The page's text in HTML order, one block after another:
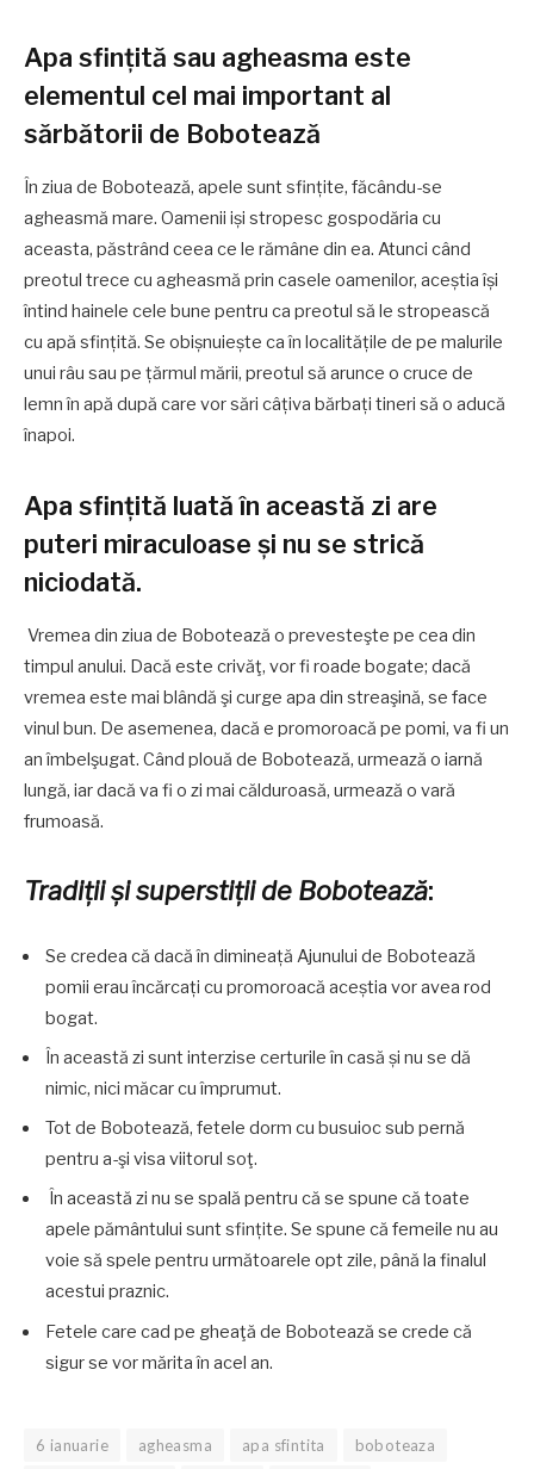
Apa sfințită sau agheasma este
elementul cel mai important al
sărbătorii de Bobotează
În ziua de Bobotează, apele sunt sfințite, făcându-se
agheasmă mare. Oamenii iși stropesc gospodăria cu
aceasta, păstrând ceea ce le rămâne din ea. Atunci când
preotul trece cu agheasmă prin casele oamenilor, aceștia își
întind hainele cele bune pentru ca preotul să le stropească
cu apă sfințită. Se obișnuiește ca în localitățile de pe malurile
unui râu sau pe țărmul mării, preotul să arunce o cruce de
lemn în apă după care vor sări câțiva bărbați tineri să o aducă
înapoi.
Apa sfințită luată în această zi are
puteri miraculoase și nu se strică
niciodată.
Vremea din ziua de Bobotează o prevesteşte pe cea din
timpul anului. Dacă este crivăţ, vor fi roade bogate; dacă
vremea este mai blândă şi curge apa din streaşină, se face
vinul bun. De asemenea, dacă e promoroacă pe pomi, va fi un
an îmbelşugat. Când plouă de Bobotează, urmează o iarnă
lungă, iar dacă va fi o zi mai călduroasă, urmează o vară
frumoasă.
Tradiții și superstiții de Bobotează:
Se credea că dacă în dimineață Ajunului de Bobotează
pomii erau încărcați cu promoroacă aceștia vor avea rod
bogat.
În această zi sunt interzise certurile în casă și nu se dă
nimic, nici măcar cu împrumut.
Tot de Bobotează, fetele dorm cu busuioc sub pernă
pentru a-şi visa viitorul soţ.
În această zi nu se spală pentru că se spune că toate
apele pământului sunt sfințite. Se spune că femeile nu au
voie să spele pentru următoarele opt zile, până la finalul
acestui praznic.
Fetele care cad pe gheaţă de Bobotează se crede că
sigur se vor mărita în acel an.
6 ianuarie agheasma apa sfintita
boboteaza